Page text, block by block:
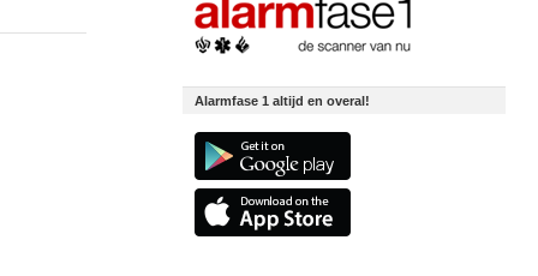
Alarmfase 1 altijd en overal!